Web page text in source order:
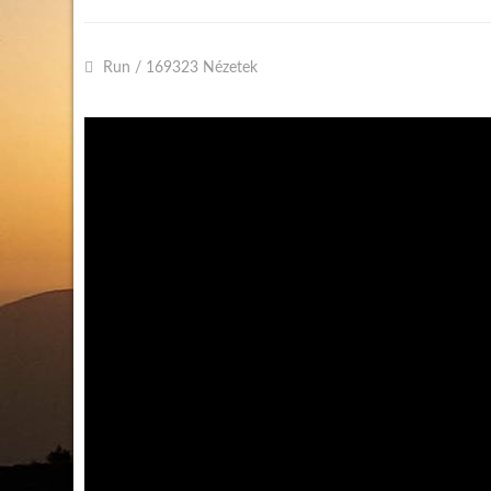
Run / 169323 Nézetek